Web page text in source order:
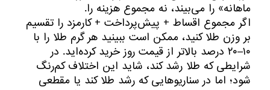
ماهانه» را می‌بیند، نه مجموع هزینه را.
اگر مجموع اقساط + پیش‌پرداخت + کارمزد را تقسیم
بر وزن طلا کنید، ممکن است ببینید هر گرم طلا را با
۱۰–۲۰ درصد بالاتر از قیمت روز خرید کرده‌اید. در
شرایطی که طلا رشد کند، شاید این اختلاف کم‌رنگ
شود؛ اما در سناریوهایی که رشد طلا کند یا مقطعی